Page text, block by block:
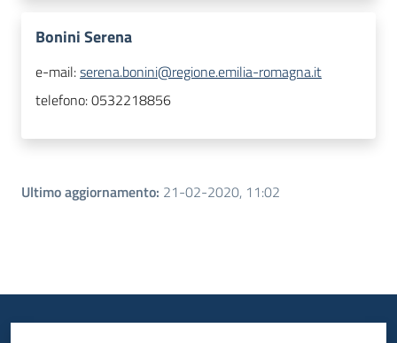
Bonini Serena
e-mail:serena.bonini@regione.emilia-romagna.it
telefono:0532218856
Ultimo aggiornamento: 21-02-2020, 11:02